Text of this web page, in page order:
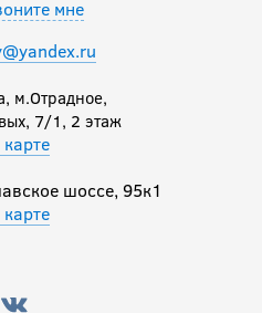
мне
м.Отрадное,
7/1, 2 этаж
шоссе, 95к1